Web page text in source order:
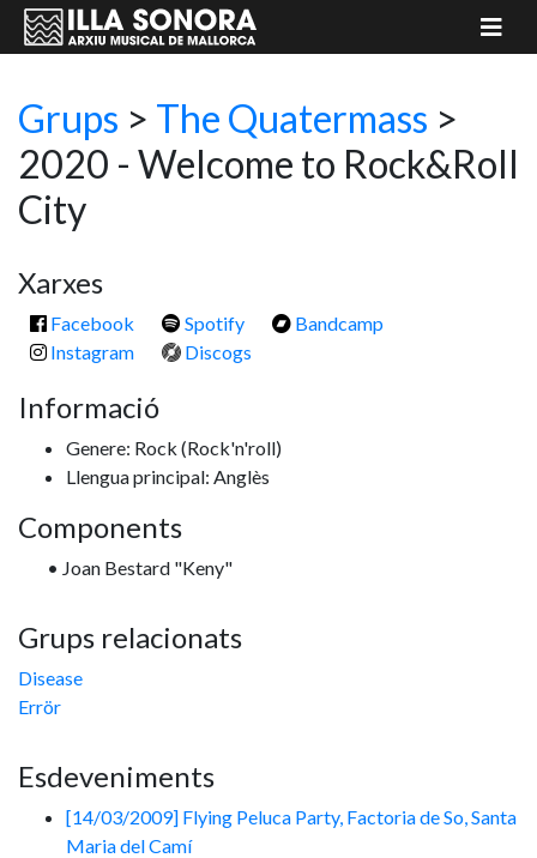
Grups > The Quatermass >
2020 - Welcome to Rock&Roll
City
Xarxes
Facebook Spotify
Bandcamp
Instagram
Discogs
Informació
Genere: Rock (Rock'n'roll)
Llengua principal: Anglès
Components
• Joan Bestard "Keny"
Grups relacionats
Disease
Errör
Esdeveniments
[14/03/2009] Flying Peluca Party, Factoria de So, Santa
Maria del Camí